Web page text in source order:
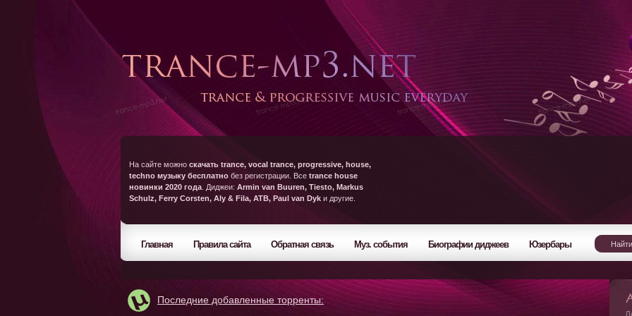
На сайте можно скачать trance, vocal trance, progressive, house,
techno музыку бесплатно без регистрации. Все trance house
новинки 2020 года . Диджеи: Armin van Buuren, Tiesto, Markus
Schulz, Ferry Corsten, Aly & Fila, ATB, Paul van Dyk и другие.
Главная Правила сайта Обратная связь Муз. события Биографии диджеев Юзербары
Последние добавленные торренты: